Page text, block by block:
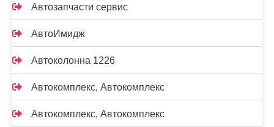
Автозапчасти сервис
АвтоИмидж
Автоколонна 1226
Автокомплекс, Автокомплекс
Автокомплекс, Автокомплекс